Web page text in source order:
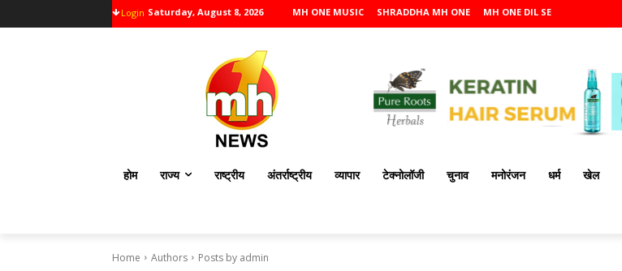
Login Saturday, August 8, 2026 MH ONE MUSIC SHRADDHA MH ONE MH ONE DIL SE
होम राज्य राष्ट्रीय अंतर्राष्ट्रीय व्यापार टेक्नोलॉजी चुनाव मनोरंजन धर्म खेल
Home Authors Posts by admin